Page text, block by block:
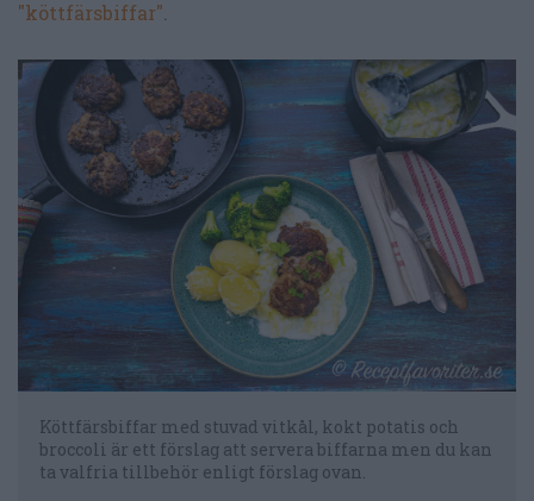
"köttfärsbiffar"
Köttfärsbiffar med stuvad vitkål, kokt potatis och
broccoli är ett förslag att servera biffarna men du kan
ta valfria tillbehör enligt förslag ovan.